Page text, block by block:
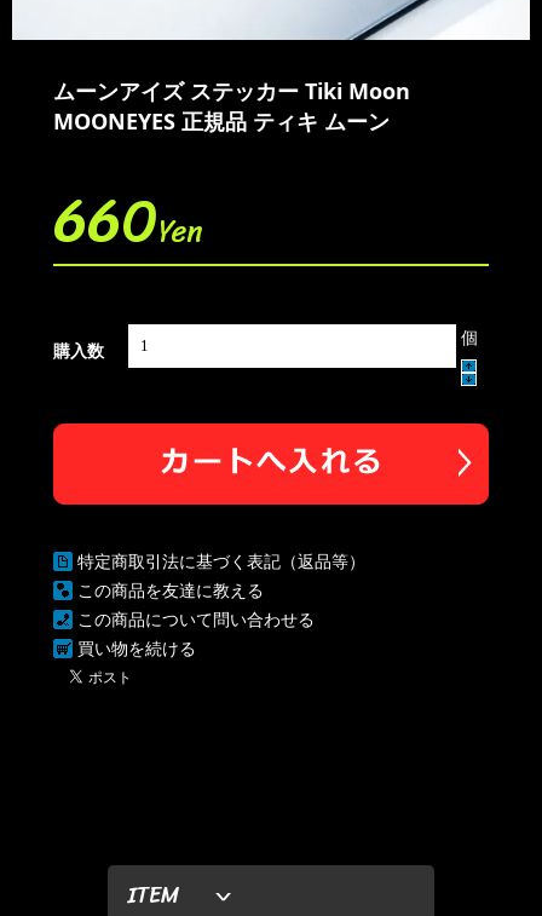
ITEM
ムーンアイズ ステッカー Tiki Moon
MOONEYES 正規品 ティキ ムーン
660Yen
購入数
個
特定商取引法に基づく表記（返品等）
この商品を友達に教える
この商品について問い合わせる
買い物を続ける